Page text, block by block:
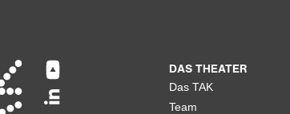
DAS THEATER
Das TAK
Team